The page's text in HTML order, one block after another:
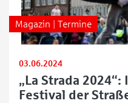
Magazin | Termine
03.06.2024
„La Strada
Festival der